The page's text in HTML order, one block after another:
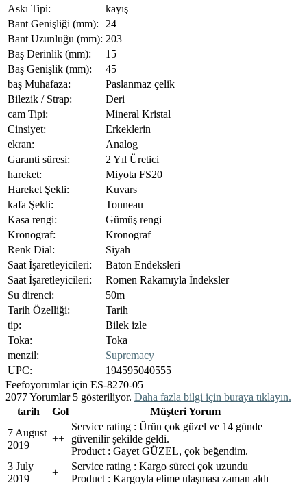
Askı Tipi:
kayış
Bant Genişliği (mm):
24
Bant Uzunluğu (mm): 203
Baş Derinlik (mm):
15
Baş Genişlik (mm):
45
baş Muhafaza:
Paslanmaz çelik
Bilezik / Strap:
Deri
cam Tipi:
Mineral Kristal
Cinsiyet:
Erkeklerin
ekran:
Analog
Garanti süresi:
2 Yıl Üretici
hareket:
Miyota FS20
Hareket Şekli:
Kuvars
kafa Şekli:
Tonneau
Kasa rengi:
Gümüş rengi
Kronograf:
Kronograf
Renk Dial:
Siyah
Saat İşaretleyicileri:
Baton Endeksleri
Saat İşaretleyicileri:
Romen Rakamıyla İndeksler
Su direnci:
50m
Tarih Özelliği:
Tarih
tip:
Bilek izle
Toka:
Toka
menzil:
Supremacy
UPC:
194595040555
Feefoyorumlar için ES-8270-05
2077 Yorumlar 5 gösteriliyor. Daha fazla bilgi için buraya tıklayın.
tarih
Gol
Müşteri Yorum
7 August
2019
++
Service rating : Ürün çok güzel ve 14 günde
güvenilir şekilde geldi.
Product : Gayet GÜZEL, çok beğendim.
3 July
2019
+
Service rating : Kargo süreci çok uzundu
Product : Kargoyla elime ulaşması zaman aldı